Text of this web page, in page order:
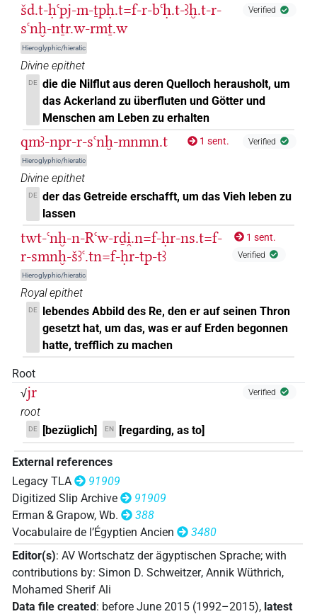
šd.t-ḥꜥpj-m-ṯpḥ.t=f-r-bꜥḥ.t-ꜣḫ.t-r-
sꜥnḫ-nṯr.w-rmṯ.w
Hieroglyphic/hieratic
Verified
Divine epithet
DE die die Nilflut aus deren Quelloch herausholt, um
das Ackerland zu überfluten und Götter und
Menschen am Leben zu erhalten
qmꜣ-npr-r-sꜥnḫ-mnmn.t
Hieroglyphic/hieratic
1 sent. Verified
Divine epithet
DE der das Getreide erschafft, um das Vieh leben zu
lassen
twt-ꜥnḫ-n-Rꜥw-rḏi̯.n=f-ḥr-ns.t=f-
r-smnḫ-šꜣꜥ.tn=f-ḥr-tp-tꜣ
Hieroglyphic/hieratic
1 sent.
Verified
Royal epithet
DE
lebendes Abbild des Re, den er auf seinen Thron
gesetzt hat, um das, was er auf Erden begonnen
hatte, trefflich zu machen
Root
√jr Verified
root
DE [bezüglich] EN [regarding, as to]
External references
Legacy TLA
91909
Digitized Slip Archive
91909
Erman & Grapow, Wb.
388
Vocabulaire de l’Égyptien Ancien
3480
Editor(s): AV Wortschatz der ägyptischen Sprache; with
contributions by: Simon D. Schweitzer, Annik Wüthrich,
Mohamed Sherif Ali
Data file created: before June 2015 (1992–2015), latest